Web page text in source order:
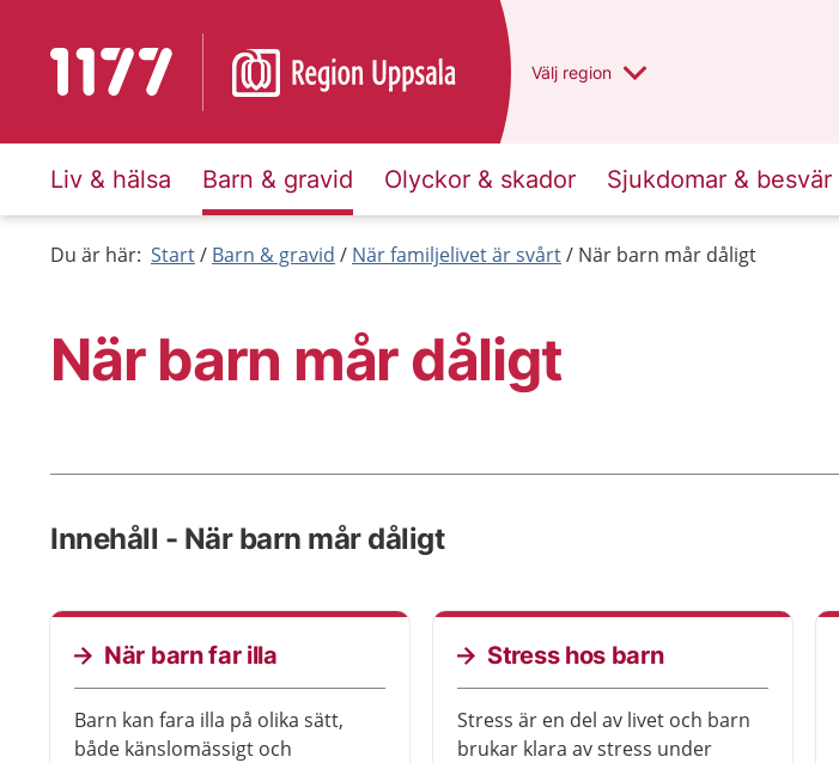
Till startsidan för 1177 Du har valt region
Välj en annan
region
Liv & hälsa Barn & gravid Olyckor & skador Sjukdomar & besvär
Du är här: Start Barn & gravid När familjelivet är svårt När barn mår dåligt
När barn mår dåligt
Innehåll - När barn mår dåligt
När barn far illa
Barn kan fara illa på olika sätt,
både känslomässigt och
Stress hos barn
Stress är en del av livet och barn
brukar klara av stress under